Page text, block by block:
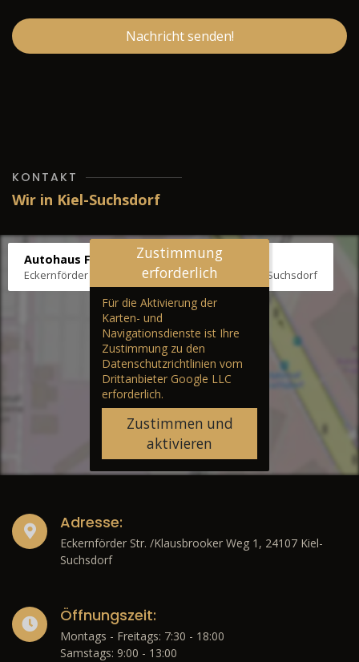
Nachricht senden!
KONTAKT
Wir in Kiel-Suchsdorf
Autohaus Fräter
Eckernförder Str. /Klausbrooker Weg 1, 24107 Kiel-Suchsdorf
Zustimmung
erforderlich
Für die Aktivierung der
Karten- und
Navigationsdienste ist Ihre
Zustimmung zu den
Datenschutzrichtlinien vom
Drittanbieter Google LLC
erforderlich.
Zustimmen und
aktivieren
Adresse:
Eckernförder Str. /Klausbrooker Weg 1, 24107 Kiel-
Suchsdorf
Öffnungszeit:
Montags - Freitags: 7:30 - 18:00
Samstags: 9:00 - 13:00